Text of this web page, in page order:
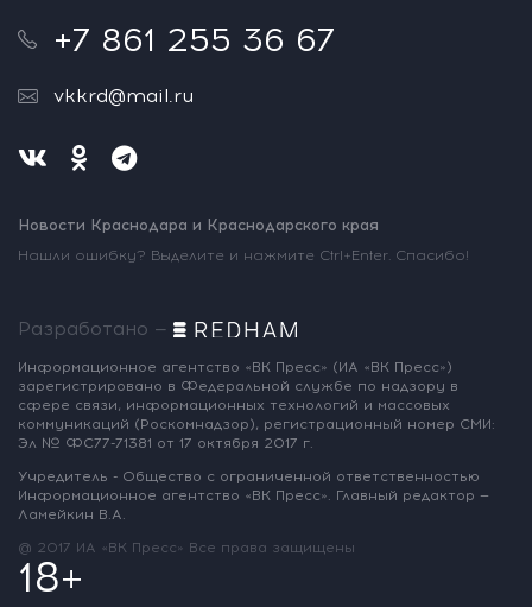
+7 861 255 36 67
vkkrd@mail.ru
Новости Краснодара и Краснодарского края
Нашли ошибку? Выделите и нажмите Ctrl+Enter. Спасибо!
Разработано —
Информационное агентство «ВК Пресс» (ИА «ВК Пресс»)
зарегистрировано в Федеральной службе по надзору в
сфере связи, информационных технологий и массовых
коммуникаций (Роскомнадзор), регистрационный номер СМИ:
Эл № ФС77-71381 от 17 октября 2017 г.
Учредитель - Общество с ограниченной ответственностью
Информационное агентство «ВК Пресс». Главный редактор —
Ламейкин В.А.
@ 2017 ИА «ВК Пресс» Все права защищены
18+